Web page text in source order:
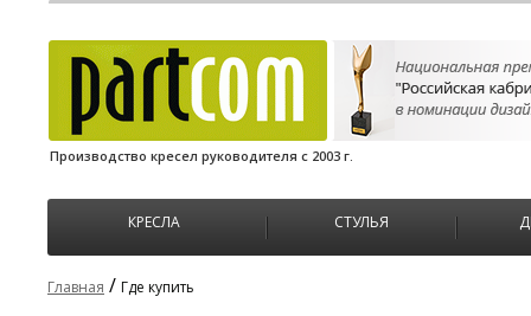
Производство кресел руководителя с 2003 г.
КРЕСЛА СТУЛЬЯ
Главная / Где купить